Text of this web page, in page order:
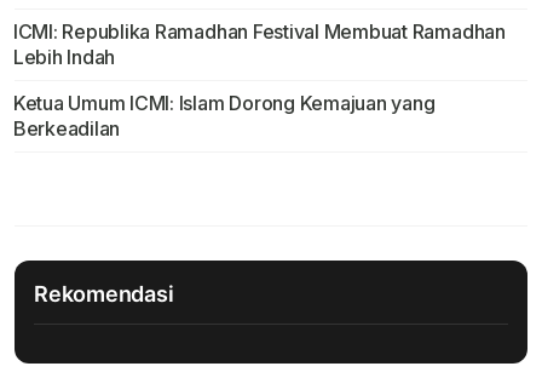
ICMI: Republika Ramadhan Festival Membuat Ramadhan
Lebih Indah
Ketua Umum ICMI: Islam Dorong Kemajuan yang
Berkeadilan
Rekomendasi